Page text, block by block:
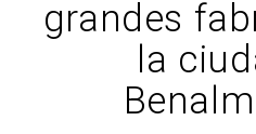
grandes
la